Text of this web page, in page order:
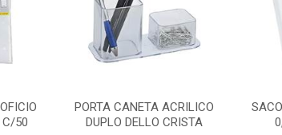
C/50
PORTA CANETA ACRILICO
DUPLO DELLO CRISTA